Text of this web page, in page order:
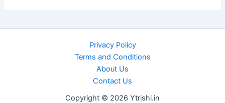
Privacy Policy
Terms and Conditions
About Us
Contact Us
Copyright © 2026 Ytrishi.in